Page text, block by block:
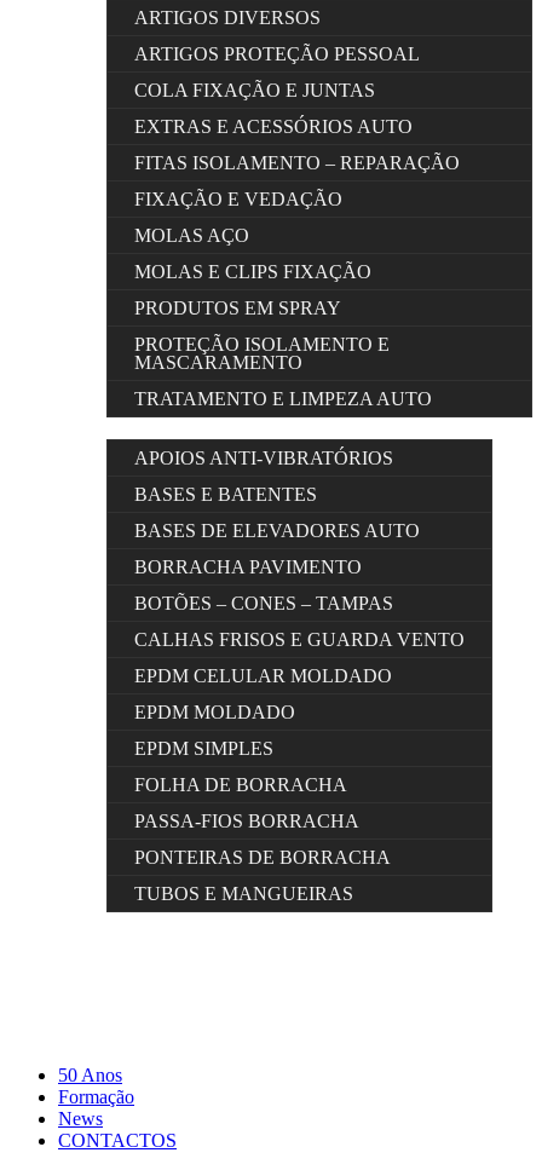
ARTIGOS DIVERSOS
ARTIGOS PROTEÇÃO PESSOAL
COLA FIXAÇÃO E JUNTAS
EXTRAS E ACESSÓRIOS AUTO
FITAS ISOLAMENTO – REPARAÇÃO
FIXAÇÃO E VEDAÇÃO
MOLAS AÇO
MOLAS E CLIPS FIXAÇÃO
PRODUTOS EM SPRAY
PROTEÇÃO ISOLAMENTO E
MASCARAMENTO
TRATAMENTO E LIMPEZA AUTO
APOIOS ANTI-VIBRATÓRIOS
BASES E BATENTES
BASES DE ELEVADORES AUTO
BORRACHA PAVIMENTO
BOTÕES – CONES – TAMPAS
CALHAS FRISOS E GUARDA VENTO
EPDM CELULAR MOLDADO
EPDM MOLDADO
EPDM SIMPLES
FOLHA DE BORRACHA
PASSA-FIOS BORRACHA
PONTEIRAS DE BORRACHA
TUBOS E MANGUEIRAS
50 Anos
Formação
News
CONTACTOS